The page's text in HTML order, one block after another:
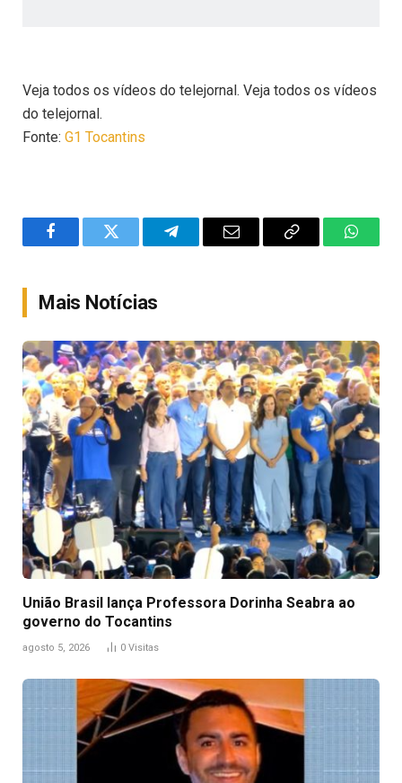
Veja todos os vídeos do telejornal. Veja todos os vídeos
do telejornal.
Fonte: G1 Tocantins
FacebookTwitter TelegramEmail
Copy
Mais Notícias
União Brasil lança Professora Dorinha Seabra ao
governo do Tocantins
agosto 5, 2026 0 Visitas